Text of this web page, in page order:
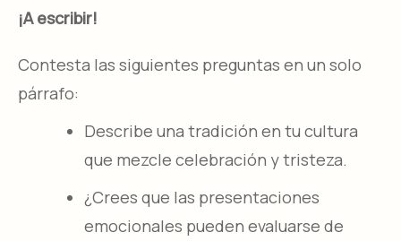
¡A escribir!
Contesta las siguientes preguntas en un solo
párrafo:
Describe una tradición en tu cultura
que mezcle celebración y tristeza.
¿Crees que las presentaciones
emocionales pueden evaluarse de